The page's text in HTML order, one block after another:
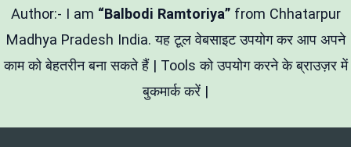
आसान
तरीका
Author:- I am “Balbodi Ramtoriya” from Chhatarpur
Madhya Pradesh India. यह टूल वेबसाइट उपयोग कर आप अपने
काम को बेहतरीन बना सकते हैं | Tools को उपयोग करने के ब्राउज़र में
बुकमार्क करें |